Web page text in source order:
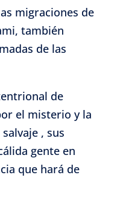
migraciones de
también
de las
de
el misterio y la
, sus
gente en
que hará de